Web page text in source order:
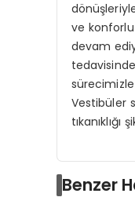
ve
devam
sürecimizle
Vestibüler
Benzer